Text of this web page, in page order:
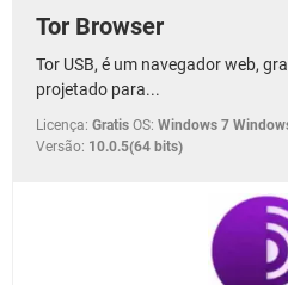
Tor Browser
Tor USB, é um navegador web,
projetado para...
Licença: Gratis OS: Windows 7
Versão: 10.0.5(64 bits)